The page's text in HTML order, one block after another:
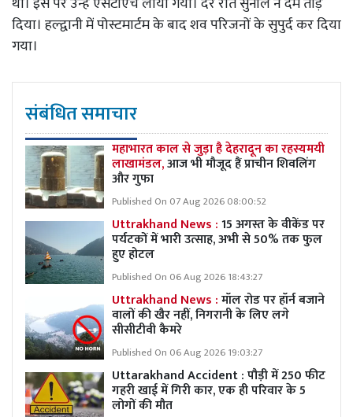
दिया। हल्द्वानी में पोस्टमार्टम के बाद शव परिजनों के सुपुर्द कर दिया
गया।
संबंधित समाचार
महाभारत काल से जुड़ा है देहरादून का रहस्यमयी
लाखामंडल,आज भी मौजूद हैं प्राचीन शिवलिंग
और गुफा
Published On 07 Aug 2026 08:00:52
Uttrakhand News :15 अगस्त के वीकेंड पर
पर्यटकों में भारी उत्साह, अभी से 50% तक फुल
हुए होटल
Published On 06 Aug 2026 18:43:27
Uttrakhand News :मॉल रोड पर हॉर्न बजाने
वालों की खैर नहीं, निगरानी के लिए लगे
सीसीटीवी कैमरे
Published On 06 Aug 2026 19:03:27
Uttarakhand Accident : पौड़ी में 250 फीट
गहरी खाई में गिरी कार, एक ही परिवार के 5
लोगों की मौत